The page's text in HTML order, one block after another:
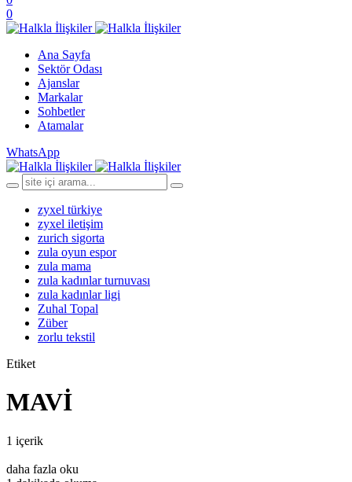
0
Ana Sayfa
Sektör Odası
Ajanslar
Markalar
Sohbetler
Atamalar
WhatsApp
zyxel türkiye
zyxel iletişim
zurich sigorta
zula oyun espor
zula mama
zula kadınlar turnuvası
zula kadınlar ligi
Zuhal Topal
Züber
zorlu tekstil
Etiket
MAVİ
1 içerik
daha fazla oku